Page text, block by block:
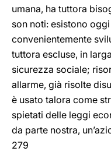
umana, ha tuttora
son noti: esistono
convenientemente
tuttora escluse, in
sicurezza sociale;
allarme, già risolte
è usato talora come
spietati delle leggi
da parte nostra,
279